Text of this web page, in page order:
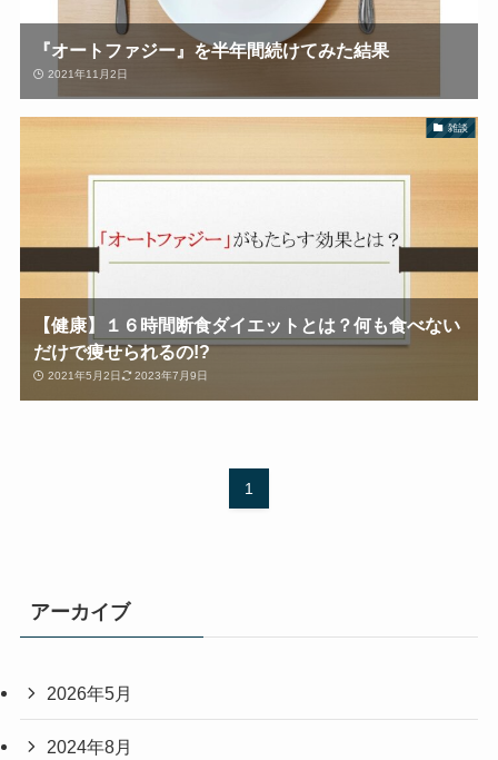
『オートファジー』を半年間続けてみた結果
2021年11月2日
雑談
【健康】１６時間断食ダイエットとは？何も食べない
だけで痩せられるの!?
2021年5月2日 2023年7月9日
1
アーカイブ
2026年5月
2024年8月